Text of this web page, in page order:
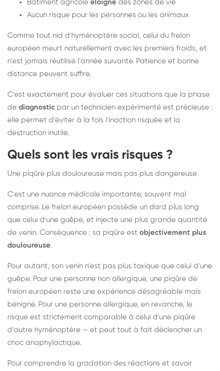
Bâtiment agricole éloigné des zones de vie
Aucun risque pour les personnes ou les animaux
Comme tout nid d'hyménoptère social, celui du frelon
européen meurt naturellement avec les premiers froids, et
n'est jamais réutilisé l'année suivante. Patience et bonne
distance peuvent suffire.
C'est exactement pour évaluer ces situations que la phase
de diagnostic par un technicien expérimenté est précieuse :
elle permet d'éviter à la fois l'inaction risquée et la
destruction inutile.
Quels sont les vrais risques ?
Une piqûre plus douloureuse mais pas plus dangereuse
C'est une nuance médicale importante, souvent mal
comprise. Le frelon européen possède un dard plus long
que celui d'une guêpe, et injecte une plus grande quantité
de venin. Conséquence : sa piqûre est objectivement plus
douloureuse.
Pour autant, son venin n'est pas plus toxique que celui d'une
guêpe. Pour une personne non allergique, une piqûre de
frelon européen reste une expérience désagréable mais
bénigne. Pour une personne allergique, en revanche, le
risque est strictement comparable à celui d'une piqûre
d'autre hyménoptère — et peut tout à fait déclencher un
choc anaphylactique.
Pour comprendre la gradation des réactions et savoir